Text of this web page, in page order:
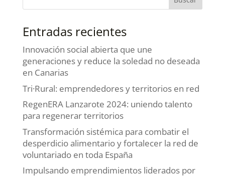
Entradas recientes
Innovación social abierta que une
generaciones y reduce la soledad no deseada
en Canarias
Tri·Rural: emprendedores y territorios en red
RegenERA Lanzarote 2024: uniendo talento
para regenerar territorios
Transformación sistémica para combatir el
desperdicio alimentario y fortalecer la red de
voluntariado en toda España
Impulsando emprendimientos liderados por